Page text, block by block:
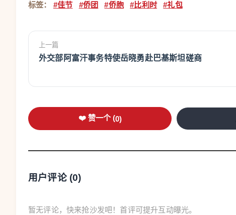
标签： #佳节 #侨团 #侨胞 #比利时 #礼包
上一篇
外交部阿富汗事务特使岳晓勇赴巴基斯坦磋商
❤️ 赞一个 (0)
用户评论 (0)
暂无评论，快来抢沙发吧！首评可提升互动曝光。